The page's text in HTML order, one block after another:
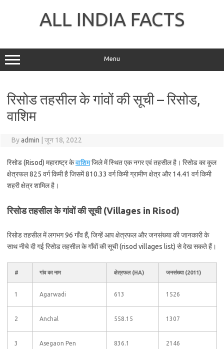
ALL INDIA FACTS
Menu
रिसोड तहसील के गांवों की सूची – रिसोड,
वाशिम
Byadmin जून 18, 2022
रिसोड (Risod) महाराष्ट्र केवाशिमजिले में स्थित एक नगर एवं तहसील है। रिसोड का कुल
क्षेत्रफल 825 वर्ग किमी है जिसमें 810.33 वर्ग किमी ग्रामीण क्षेत्र और 14.41 वर्ग किमी
शहरी क्षेत्र शामिल है।
रिसोड तहसील के गांवों की सूची (Villages in Risod)
रिसोड तहसील में लगभग 96 गाँव हैं, जिन्हें आप क्षेत्रफल और जनसंख्या की जानकारी के
साथ नीचे दी गई रिसोड तहसील के गाँवों की सूची (risod villages list) से देख सकते हैं।
# गांव का नाम क्षेत्रफल (HA) जनसंख्या (2011)
1 Agarwadi 613 1526
2 Anchal 558.15 1307
3 Asegaon Pen 836.1 2146